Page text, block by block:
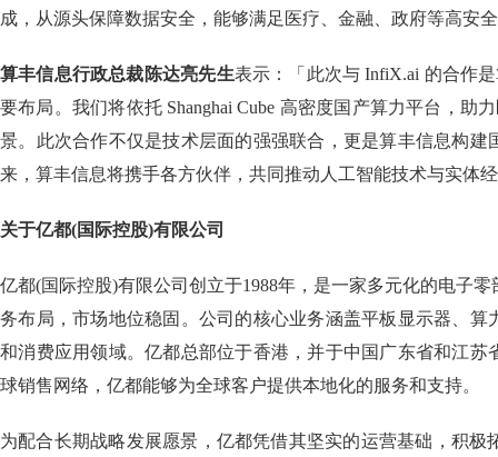
成，从源头保障数据安全，能够满足医疗、金融、政府等高安
算丰信息行政总裁陈达亮先生表示：「此次与 InfiX.ai 的合作
要布局。我们将依托 Shanghai Cube 高密度国产算力平台，助
景。此次合作不仅是技术层面的强强联合，更是算丰信息构建
来，算丰信息将携手各方伙伴，共同推动人工智能技术与实体
关于亿都(国际控股)有限公司
亿都(国际控股)有限公司创立于1988年，是一家多元化的电子
务布局，市场地位稳固。公司的核心业务涵盖平板显示器、算
和消费应用领域。亿都总部位于香港，并于中国广东省和江苏
球销售网络，亿都能够为全球客户提供本地化的服务和支持。
为配合长期战略发展愿景，亿都凭借其坚实的运营基础，积极